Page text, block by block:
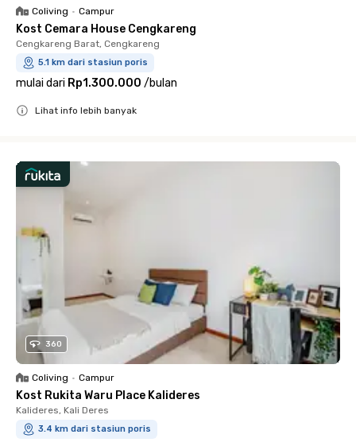
Coliving • Campur
Kost Cemara House Cengkareng
Cengkareng Barat, Cengkareng
5.1 km dari stasiun poris
mulai dari Rp1.300.000 /bulan
Lihat info lebih banyak
360
Coliving • Campur
Kost Rukita Waru Place Kalideres
Kalideres, Kali Deres
3.4 km dari stasiun poris